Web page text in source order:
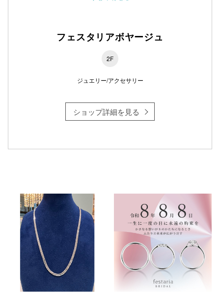
フェスタリアボヤージュ
2F
ジュエリー/アクセサリー
ショップ詳細を見る